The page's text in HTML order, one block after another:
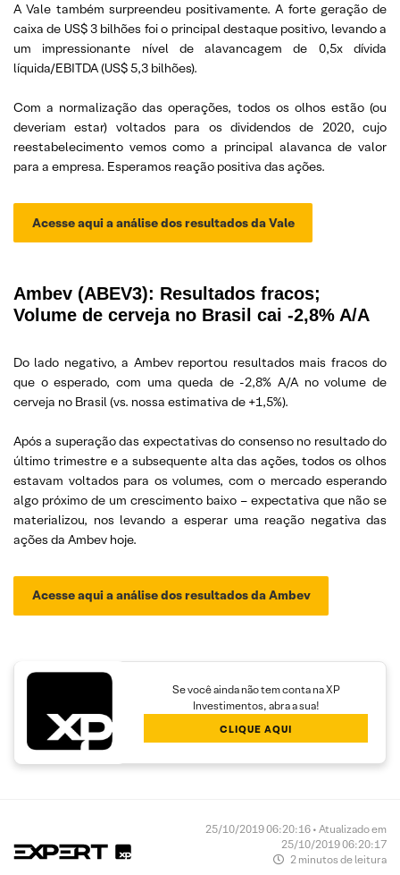
A Vale também surpreendeu positivamente. A forte geração de
caixa de US$ 3 bilhões foi o principal destaque positivo, levando a
um impressionante nível de alavancagem de 0,5x dívida
líquida/EBITDA (US$ 5,3 bilhões).
Com a normalização das operações, todos os olhos estão (ou
deveriam estar) voltados para os dividendos de 2020, cujo
reestabelecimento vemos como a principal alavanca de valor
para a empresa. Esperamos reação positiva das ações.
Acesse aqui a análise dos resultados da Vale
Ambev (ABEV3): Resultados fracos;
Volume de cerveja no Brasil cai -2,8% A/A
Do lado negativo, a Ambev reportou resultados mais fracos do
que o esperado, com uma queda de -2,8% A/A no volume de
cerveja no Brasil (vs. nossa estimativa de +1,5%).
Após a superação das expectativas do consenso no resultado do
último trimestre e a subsequente alta das ações, todos os olhos
estavam voltados para os volumes, com o mercado esperando
algo próximo de um crescimento baixo – expectativa que não se
materializou, nos levando a esperar uma reação negativa das
ações da Ambev hoje.
Acesse aqui a análise dos resultados da Ambev
Se você ainda não tem conta na XP
Investimentos, abra a sua!
CLIQUE AQUI
25/10/2019 06:20:16 • Atualizado em
25/10/2019 06:20:17
2 minutos de leitura